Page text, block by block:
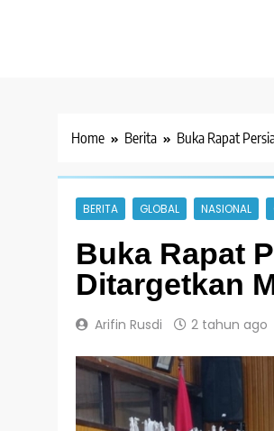
Home Berita Buka Rapat
BERITA GLOBAL NASIONAL
Buka Rapat
Ditargetkan
Arifin Rusdi 2 tahun ago